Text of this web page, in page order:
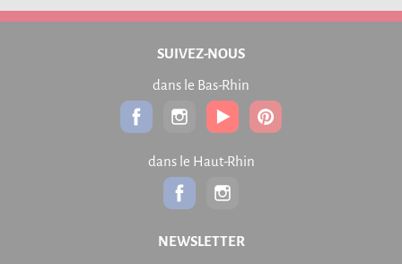
SUIVEZ-NOUS
dans le Bas-Rhin
dans le Haut-Rhin
NEWSLETTER